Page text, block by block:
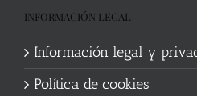
INFORMACIÓN LEGAL
Información legal y
Política de cookies